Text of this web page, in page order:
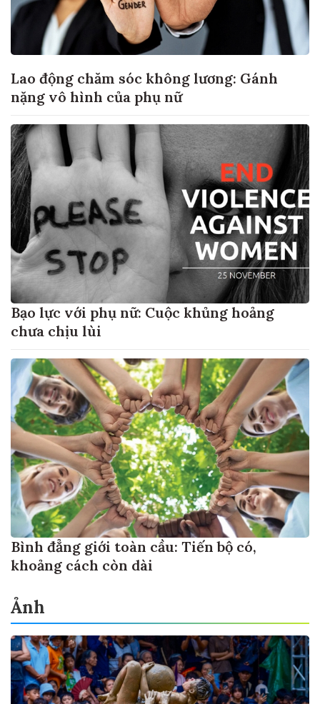
Lao động chăm sóc không lương: Gánh
nặng vô hình của phụ nữ
Bạo lực với phụ nữ: Cuộc khủng hoảng
chưa chịu lùi
Bình đẳng giới toàn cầu: Tiến bộ có,
khoảng cách còn dài
Ảnh